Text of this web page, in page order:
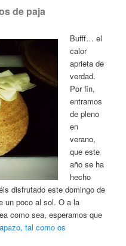
de paja
Bufff… el
calor
aprieta de
verdad.
Por fin,
entramos
de pleno
en
verano,
que este
año se ha
hecho
disfrutado este domingo de
un poco al sol. O a la
como sea, esperamos que
tal como os